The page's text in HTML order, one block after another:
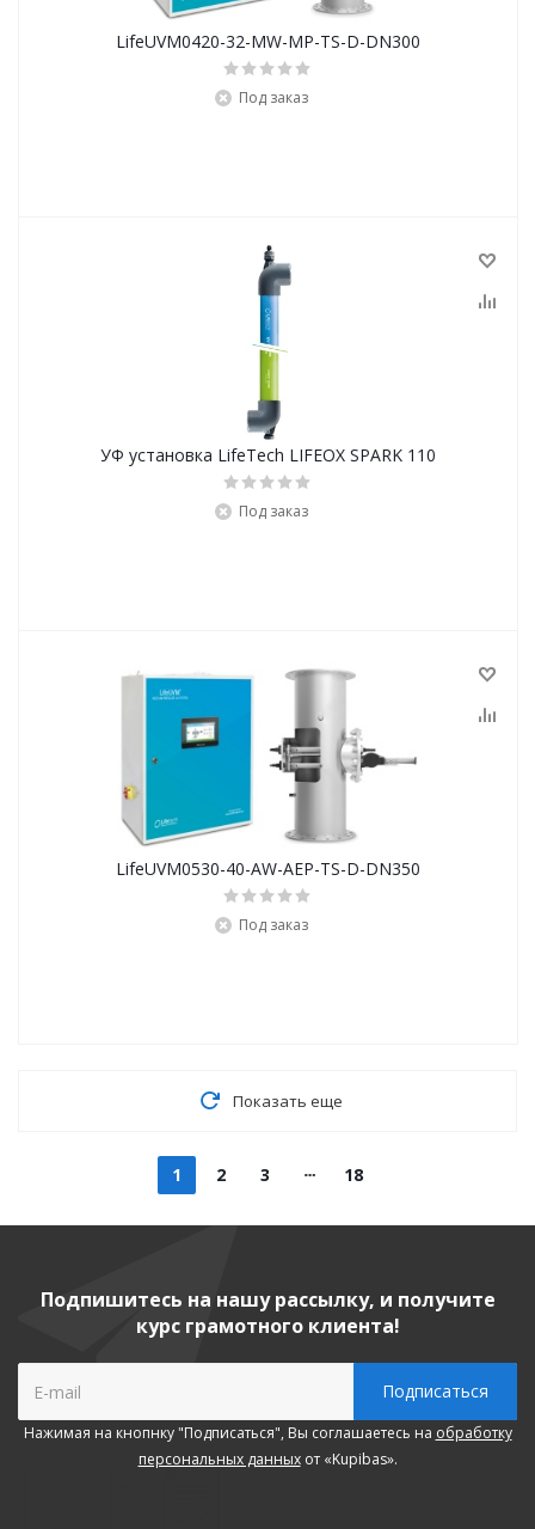
LifeUVM0420-32-MW-MP-TS-D-DN300
Под заказ
УФ установка LifeTech LIFEOX SPARK 110
Под заказ
LifeUVM0530-40-AW-AEP-TS-D-DN350
Под заказ
Показать еще
1 2 3 18
Подпишитесь на нашу рассылку, и получите
курс грамотного клиента!
Нажимая на кнопнку "Подписаться", Вы соглашаетесь на обработку
персональных данныхот «Kupibas».